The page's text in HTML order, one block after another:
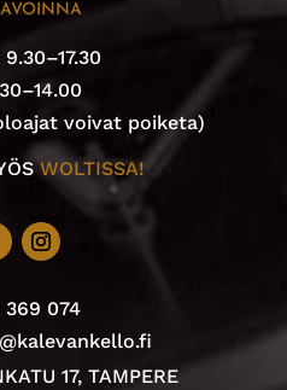
voivat poiketa)
WOLTISSA!
369 074
17, TAMPERE